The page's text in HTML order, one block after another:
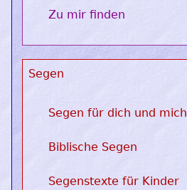
Zu mir finden
Segen
Segen für dich und mich
Biblische Segen
Segenstexte für Kinder